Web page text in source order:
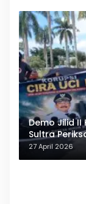
Demo Jilid II
Sultra
27 April 2026